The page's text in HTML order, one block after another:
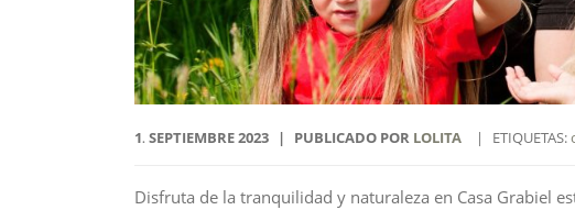
1. SEPTIEMBRE2023 PUBLICADO POR LOLITA ETIQUETAS:
Disfruta de la tranquilidad y naturaleza en Casa Grabiel